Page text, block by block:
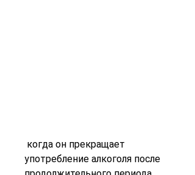
употребление алкоголя после